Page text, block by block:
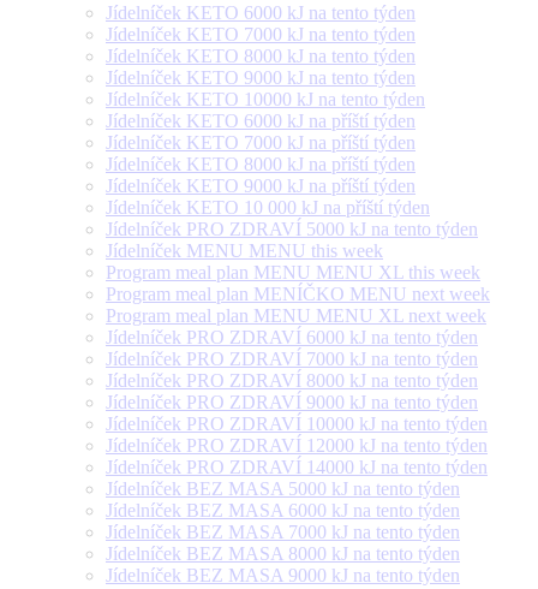
Jídelníček KETO 6000 kJ na tento týden
Jídelníček KETO 7000 kJ na tento týden
Jídelníček KETO 8000 kJ na tento týden
Jídelníček KETO 9000 kJ na tento týden
Jídelníček KETO 10000 kJ na tento týden
Jídelníček KETO 6000 kJ na příští týden
Jídelníček KETO 7000 kJ na příští týden
Jídelníček KETO 8000 kJ na příští týden
Jídelníček KETO 9000 kJ na příští týden
Jídelníček KETO 10 000 kJ na příští týden
Jídelníček PRO ZDRAVÍ 5000 kJ na tento týden
Jídelníček MENU MENU this week
Program meal plan MENU MENU XL this week
Program meal plan MENÍČKO MENU next week
Program meal plan MENU MENU XL next week
Jídelníček PRO ZDRAVÍ 6000 kJ na tento týden
Jídelníček PRO ZDRAVÍ 7000 kJ na tento týden
Jídelníček PRO ZDRAVÍ 8000 kJ na tento týden
Jídelníček PRO ZDRAVÍ 9000 kJ na tento týden
Jídelníček PRO ZDRAVÍ 10000 kJ na tento týden
Jídelníček PRO ZDRAVÍ 12000 kJ na tento týden
Jídelníček PRO ZDRAVÍ 14000 kJ na tento týden
Jídelníček BEZ MASA 5000 kJ na tento týden
Jídelníček BEZ MASA 6000 kJ na tento týden
Jídelníček BEZ MASA 7000 kJ na tento týden
Jídelníček BEZ MASA 8000 kJ na tento týden
Jídelníček BEZ MASA 9000 kJ na tento týden